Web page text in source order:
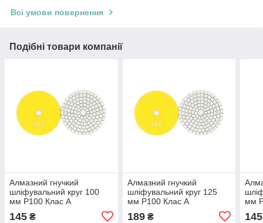
Всі умови повернення
Подібні товари компанії
Алмазний гнучкий
шліфувальний круг 100
мм P100 Клас А
145 ₴
Алмазний гнучкий
шліфувальний круг 125
мм P100 Клас А
189₴
мм
145